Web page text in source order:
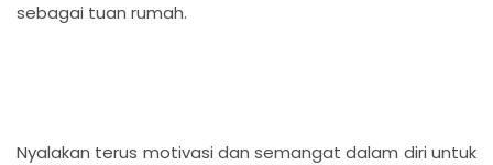
sebagai tuan rumah.
Nyalakan terus motivasi dan semangat dalam diri untuk